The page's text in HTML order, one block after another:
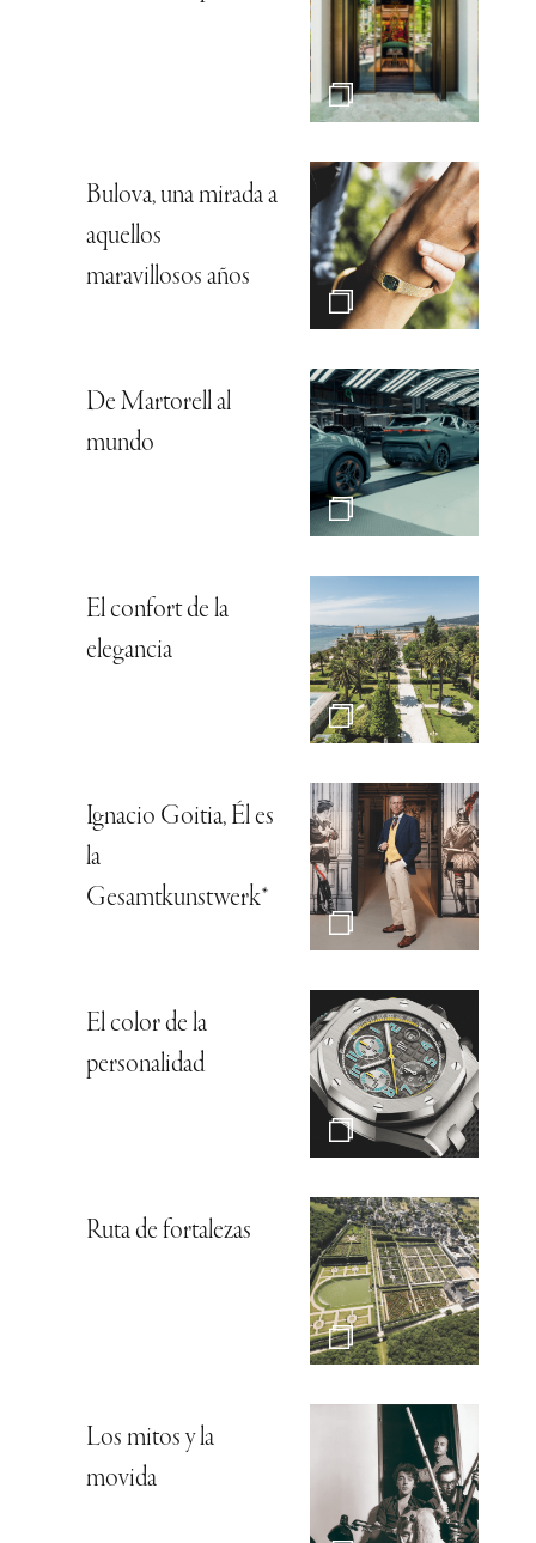
Bulova, una mirada a
aquellos
maravillosos años
De Martorell al
mundo
El confort de la
elegancia
Ignacio Goitia, Él es
la
Gesamtkunstwerk*
El color de la
personalidad
Ruta de fortalezas
Los mitos y la
movida